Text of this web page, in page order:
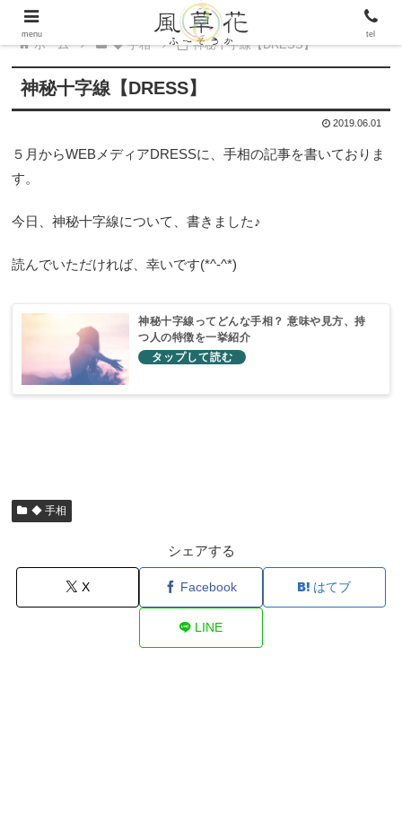
ホーム ◆ 手相 神秘十字線【DRESS】
神秘十字線【DRESS】
2019.06.01
５月からWEBメディアDRESSに、手相の記事を書いておりま
す。
今日、神秘十字線について、書きました♪
読んでいただければ、幸いです(*^-^*)
神秘十字線ってどんな手相？ 意味や見方、持
つ人の特徴を一挙紹介
◆ 手相
シェアする
X Facebook はてブ
LINE
menu tel